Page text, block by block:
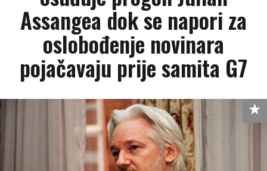
Assangea dok se napori za
oslobođenje novinara
pojačavaju prije samita G7